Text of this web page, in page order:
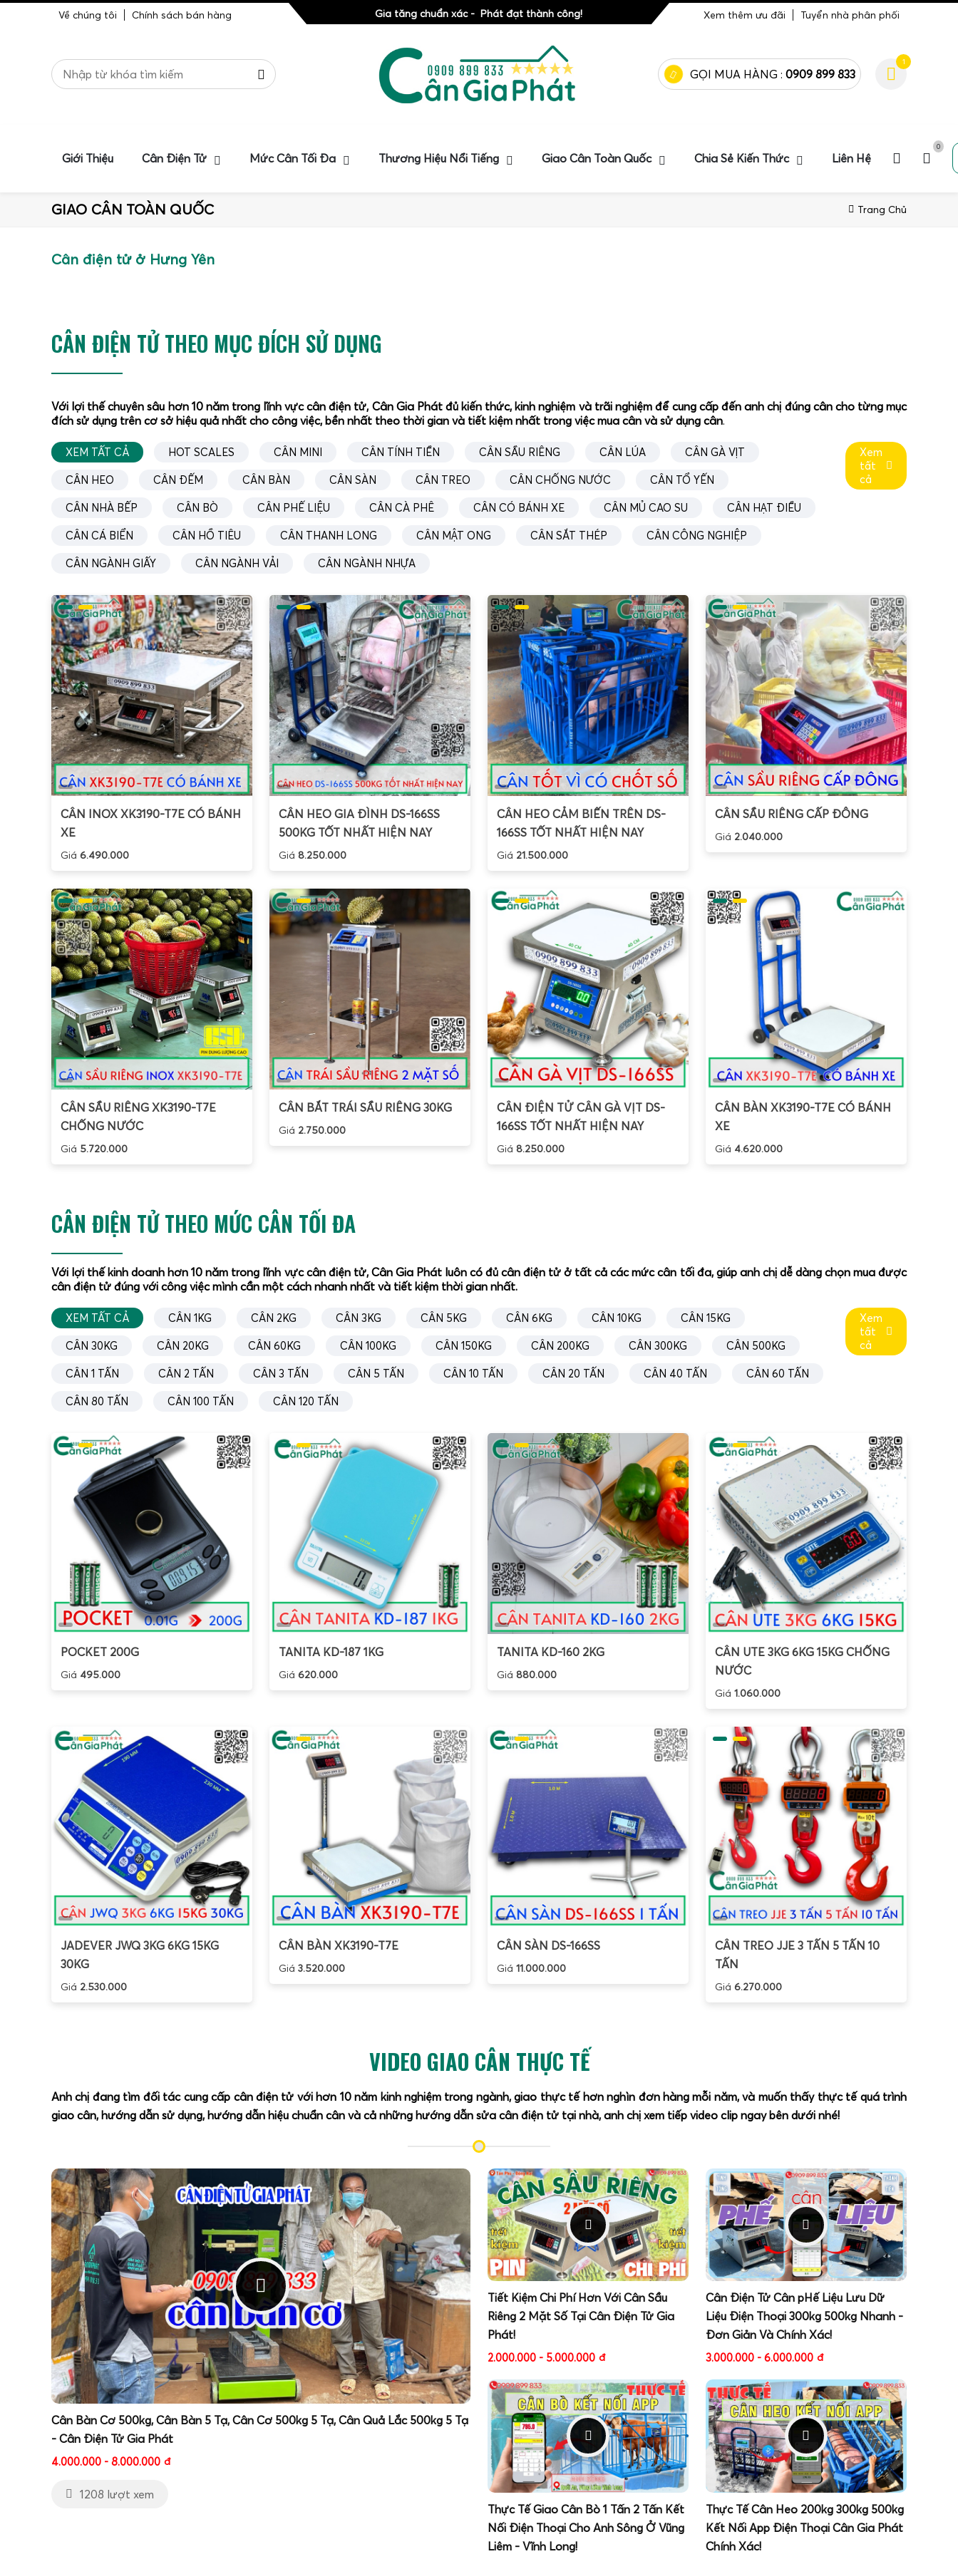
Về chúng tôi Chính sách bán hàng Gia tăng chuẩn xác - Phát đạt thành công! Xem thêm ưu đãi Tuyển nhà phân phối
GỌI MUA HÀNG : 0909 899 833
1
Giới Thiệu Cân Điện Tử Mức Cân Tối Đa Thương Hiệu Nổi Tiếng Giao Cân Toàn Quốc Chia Sẻ Kiến Thức Liên Hệ
0
GIAO CÂN TOÀN QUỐC Trang Chủ
Cân điện tử ở Hưng Yên
CÂN ĐIỆN TỬ THEO MỤC ĐÍCH SỬ DỤNG
Với lợi thế chuyên sâu hơn 10 năm trong lĩnh vực cân điện tử, Cân Gia Phát đủ kiến thức, kinh nghiệm và trãi nghiệm để cung cấp đến anh chị đúng cân cho từng mục
đích sử dụng trên cơ sở hiệu quả nhất cho công việc, bền nhất theo thời gian và tiết kiệm nhất trong việc mua cân và sử dụng cân.
XEM TẤT CẢ HOT SCALES CÂN MINI CÂN TÍNH TIỀN CÂN SẦU RIÊNG CÂN LÚA CÂN GÀ VỊT
CÂN HEO CÂN ĐẾM CÂN BÀN CÂN SÀN CÂN TREO CÂN CHỐNG NƯỚC CÂN TỔ YẾN
CÂN NHÀ BẾP CÂN BÒ CÂN PHẾ LIỆU CÂN CÀ PHÊ CÂN CÓ BÁNH XE CÂN MỦ CAO SU CÂN HẠT ĐIỀU
CÂN CÁ BIỂN CÂN HỒ TIÊU CÂN THANH LONG CÂN MẬT ONG CÂN SẮT THÉP CÂN CÔNG NGHIỆP
CÂN NGÀNH GIẤY CÂN NGÀNH VẢI CÂN NGÀNH NHỰA
Xem
tất
cả
CÂN INOX XK3190-T7E CÓ BÁNH
XE
Giá 6.490.000
CÂN HEO GIA ĐÌNH DS-166SS
500KG TỐT NHẤT HIỆN NAY
Giá 8.250.000
CÂN HEO CẢM BIẾN TRÊN DS-
166SS TỐT NHẤT HIỆN NAY
Giá 21.500.000
CÂN SẦU RIÊNG CẤP ĐÔNG
Giá 2.040.000
CÂN SẦU RIÊNG XK3190-T7E
CHỐNG NƯỚC
Giá 5.720.000
CÂN BẮT TRÁI SẦU RIÊNG 30KG
Giá 2.750.000
CÂN ĐIỆN TỬ CÂN GÀ VỊT DS-
166SS TỐT NHẤT HIỆN NAY
Giá 8.250.000
CÂN BÀN XK3190-T7E CÓ BÁNH
XE
Giá 4.620.000
CÂN ĐIỆN TỬ THEO MỨC CÂN TỐI ĐA
Với lợi thế kinh doanh hơn 10 năm trong lĩnh vực cân điện tử, Cân Gia Phát luôn có đủ cân điện tử ở tất cả các mức cân tối đa, giúp anh chị dễ dàng chọn mua được
cân điện tử đúng với công việc mình cần một cách nhanh nhất và tiết kiệm thời gian nhất.
XEM TẤT CẢ CÂN 1KG CÂN 2KG CÂN 3KG CÂN 5KG CÂN 6KG CÂN 10KG CÂN 15KG
CÂN 30KG CÂN 20KG CÂN 60KG CÂN 100KG CÂN 150KG CÂN 200KG CÂN 300KG CÂN 500KG
CÂN 1 TẤN CÂN 2 TẤN CÂN 3 TẤN CÂN 5 TẤN CÂN 10 TẤN CÂN 20 TẤN CÂN 40 TẤN CÂN 60 TẤN
CÂN 80 TẤN CÂN 100 TẤN CÂN 120 TẤN
Xem
tất
cả
POCKET 200G
Giá 495.000
TANITA KD-187 1KG
Giá 620.000
TANITA KD-160 2KG
Giá 880.000
CÂN UTE 3KG 6KG 15KG CHỐNG
NƯỚC
Giá 1.060.000
JADEVER JWQ 3KG 6KG 15KG
30KG
Giá 2.530.000
CÂN BÀN XK3190-T7E
Giá 3.520.000
CÂN SÀN DS-166SS
Giá 11.000.000
CÂN TREO JJE 3 TẤN 5 TẤN 10
TẤN
Giá 6.270.000
VIDEO GIAO CÂN THỰC TẾ
Anh chị đang tìm đối tác cung cấp cân điện tử với hơn 10 năm kinh nghiệm trong ngành, giao thực tế hơn nghìn đơn hàng mỗi năm, và muốn thấy thực tế quá trình
giao cân, hướng dẫn sử dụng, hướng dẫn hiệu chuẩn cân và cả những hướng dẫn sửa cân điện tử tại nhà, anh chị xem tiếp video clip ngay bên dưới nhé!
Cân Bàn Cơ 500kg, Cân Bàn 5 Tạ, Cân Cơ 500kg 5 Tạ, Cân Quả Lắc 500kg 5 Tạ
- Cân Điện Tử Gia Phát
4.000.000 - 8.000.000 đ
1208 lượt xem
Tiết Kiệm Chi Phí Hơn Với Cân Sầu
Riêng 2 Mặt Số Tại Cân Điện Tử Gia
Phát!
2.000.000 - 5.000.000 đ
Cân Điện Tử Cân pHế Liệu Lưu Dữ
Liệu Điện Thoại 300kg 500kg Nhanh -
Đơn Giản Và Chính Xác!
3.000.000 - 6.000.000 đ
Thực Tế Giao Cân Bò 1 Tấn 2 Tấn Kết
Nối Điện Thoại Cho Anh Sông Ở Vũng
Liêm - Vĩnh Long!
Thực Tế Cân Heo 200kg 300kg 500kg
Kết Nối App Điện Thoại Cân Gia Phát
Chính Xác!